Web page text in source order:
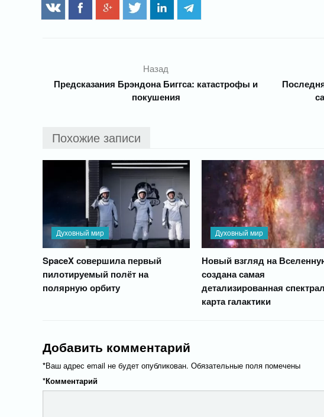
Назад
Предсказания Брэндона Биггса: катастрофы и
покушения
Похожие записи
Духовный мир
SpaceX совершила первый
пилотируемый полёт на
полярную орбиту
Духовный мир
Новый взгляд на
создана самая
детализированная
карта галактики
Добавить комментарий
Ваш адрес email не будет опубликован. Обязательные поля помечены
*
Комментарий
*